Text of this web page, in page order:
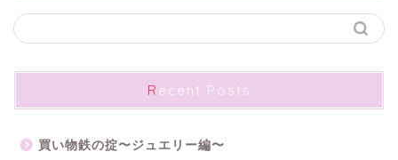
Recent Posts
買い物鉄の掟〜ジュエリー編〜